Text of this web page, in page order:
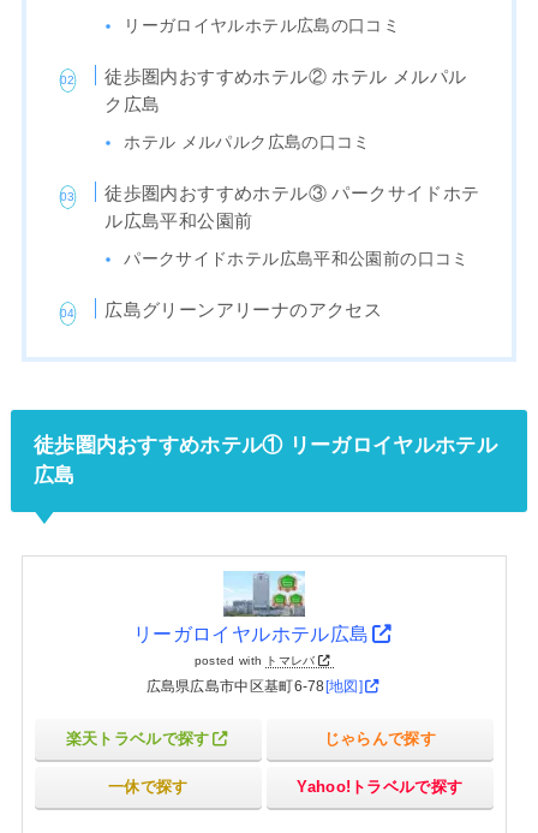
リーガロイヤルホテル広島の口コミ
徒歩圏内おすすめホテル② ホテル メルパル
ク広島
ホテル メルパルク広島の口コミ
徒歩圏内おすすめホテル③ パークサイドホテ
ル広島平和公園前
パークサイドホテル広島平和公園前の口コミ
広島グリーンアリーナのアクセス
徒歩圏内おすすめホテル① リーガロイヤルホテル
広島
リーガロイヤルホテル広島
posted with トマレバ
広島県広島市中区基町6-78[地図]
楽天トラベルで探す じゃらんで探す
一休で探す Yahoo!トラベルで探す